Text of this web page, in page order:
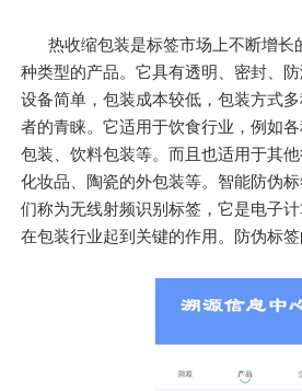
热收缩包装是标签市场上不断增长
种类型的产品。它具有透明、密封、
设备简单，包装成本较低，包装方式
者的青睐。它适用于饮食行业，例如
包装、饮料包装等。而且也适用于其他
化妆品、陶瓷的外包装等。智能防伪
们称为无线射频识别标签，它是电子
在包装行业起到关键的作用。防伪标